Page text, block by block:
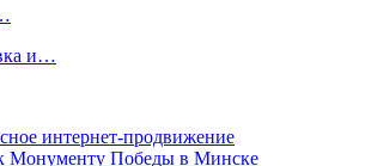
и…
интернет-продвижение
Монументу Победы в Минске